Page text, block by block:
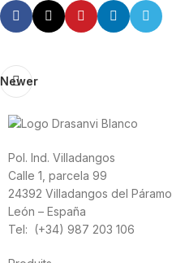
Newer
Pol. Ind. Villadangos
Calle 1, parcela 99
24392 Villadangos del Páramo
León – España
Tel: (+34) 987 203 106